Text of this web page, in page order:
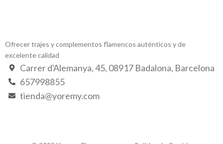
Ofrecer trajes y complementos flamencos auténticos y de
excelente calidad
Carrer d'Alemanya, 45, 08917 Badalona, Barcelona
657998855
tienda@yoremy.com